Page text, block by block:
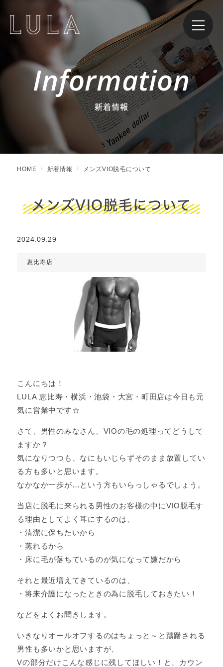
Information
新着情報
HOME 新着情報 メンズVIO脱毛について
メンズVIO脱毛について
2024.09.29
恵比寿店
こんにちは！
LULA 恵比寿・横浜・池袋・大宮・町田店は今日も元
気に営業中です☆
さて、男性のみなさん、VIOの毛の処理ってどうして
ますか？
気になりつつも、なにもいじらずそのまま放置してい
る方も多いと思います。
なかなか一歩が…という方もいらっしゃるでしょう。
当店に脱毛に来られる男性のお客様の中にVIO脱毛す
る理由としてよく耳にするのは、
・清潔に保ちたいから
・蒸れるから
・床に毛が落ちているのが気になって嫌だから
それと最近増えてきているのは、
・将来介護になったときの為に脱毛しておきたい！
などをよくお聞きします。
いきなりオールオフするのはちょっと～と躊躇される
男性も多いかと思いますが、
Vの部分だけこんな感じに残してほしい！と、カウン